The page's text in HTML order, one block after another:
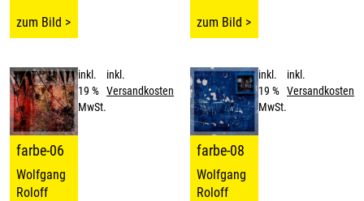
zum Bild >
zum Bild >
farbe-06
Wolfgang
Roloff
inkl.
19 %
MwSt.
inkl.
Versandkosten
farbe-08
Wolfgang
Roloff
inkl.
19 %
MwSt.
inkl.
Versandkosten